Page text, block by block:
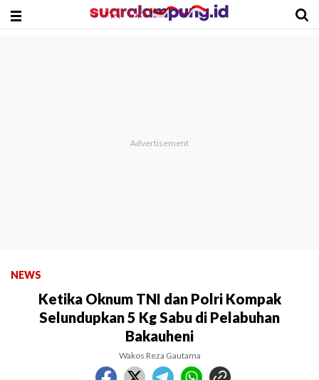
NEWS
Ketika Oknum TNI dan Polri Kompak
Selundupkan 5 Kg Sabu di Pelabuhan
Bakauheni
Wakos Reza Gautama